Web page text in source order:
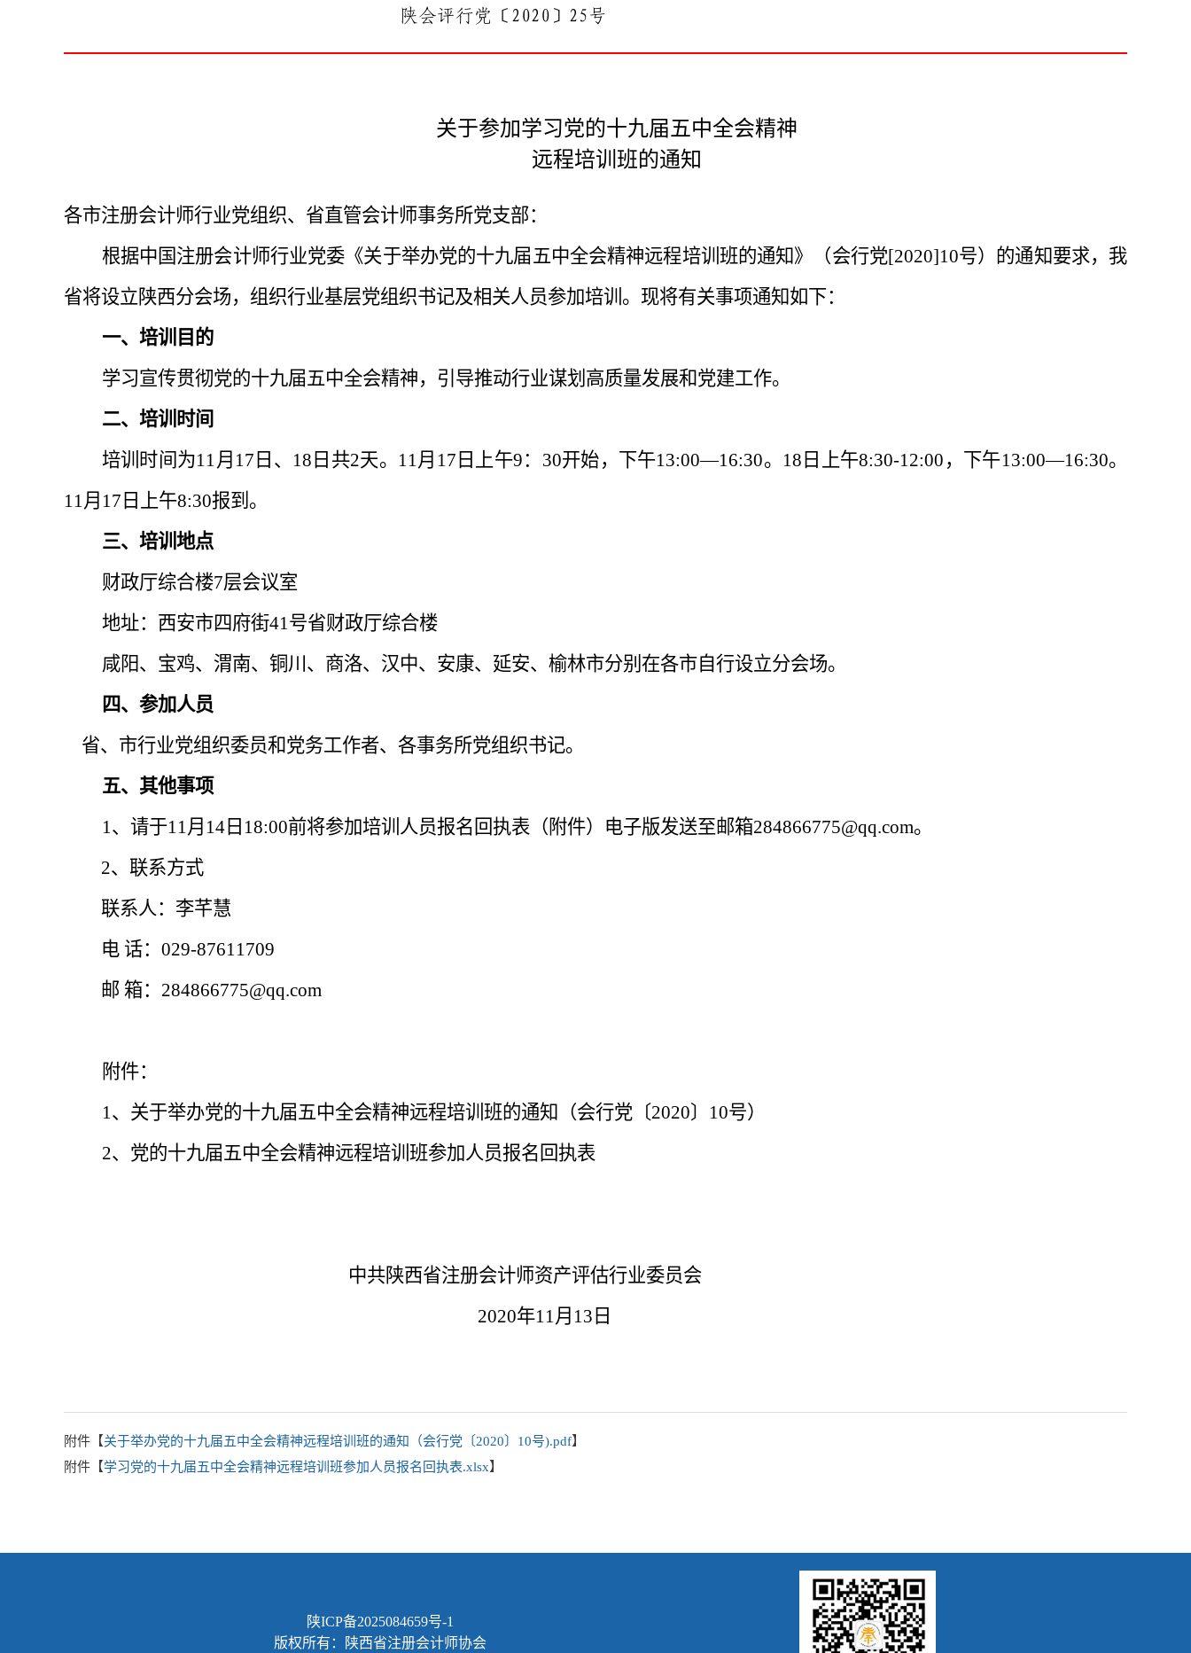
陕会评行党〔 2020 〕 25号
关于参加学习党的十九届五中全会精神
远程培训班的通知
各市注册会计师行业党组织、省直管会计师事务所党支部：
根据中国注册会计师行业党委《关于举办党的十九届五中全会精神远程培训班的通知》（会行党[2020]10号）的通知要求，我
省将设立陕西分会场，组织行业基层党组织书记及相关人员参加培训。现将有关事项通知如下：
一、培训目的
学习宣传贯彻党的十九届五中全会精神，引导推动行业谋划高质量发展和党建工作。
二、培训时间
培训时间为11月 17 日、 18 日共2天。 11月 17 日上午9： 30开始，下午13:00—16:30。 18 日上午8:30-12:00 ，下午13:00—16:30。
11月 17 日上午8:30报到。
三、培训地点
财政厅综合楼7层会议室
地址：西安市四府街41号省财政厅综合楼
咸阳、宝鸡、渭南、铜川、商洛、汉中、安康、延安、榆林市分别在各市自行设立分会场。
四、参加人员
省、市行业党组织委员和党务工作者、各事务所党组织书记。
五、其他事项
1、请于11月 14日 18:00前将参加培训人员报名回执表（附件）电子版发送至邮箱284866775@qq.com。
2、联系方式
联系人：李芊慧
电 话： 029-87611709
邮 箱： 284866775@qq.com
附件：
1、关于举办党的十九届五中全会精神远程培训班的通知（会行党〔2020〕 10号）
2、党的十九届五中全会精神远程培训班参加人员报名回执表
中共陕西省注册会计师资产评估行业委员会
2020年11月 13 日
附件【关于举办党的十九届五中全会精神远程培训班的通知（会行党〔2020〕10号).pdf】
附件【学习党的十九届五中全会精神远程培训班参加人员报名回执表.xlsx】
陕ICP备2025084659号-1
版权所有：陕西省注册会计师协会